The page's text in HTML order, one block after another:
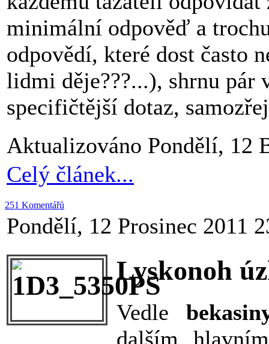
minimální odpověď a
odpovědí, které dost často
lidmi děje???...), shrnu pár
specifičtější dotaz,
Aktualizováno Pondělí, 12
Celý článek...
251 Komentářů
Pondělí, 12 Prosinec 2011
Lyskonoh
Vedle
dalším